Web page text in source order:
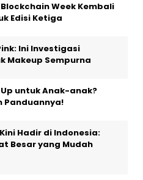
Week Kembali
Edisi Ketiga
Ini Investigasi
Makeup Sempurna
untuk Anak-anak?
Panduannya!
Hadir di Indonesia:
Besar yang Mudah